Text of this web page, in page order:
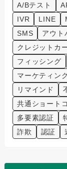
A/Bテスト
IVR
LINE
SMS
アウト
クレジットカ
フィッシング
マーケティン
リマインド
共通ショート
多要素認証
詐欺
認証